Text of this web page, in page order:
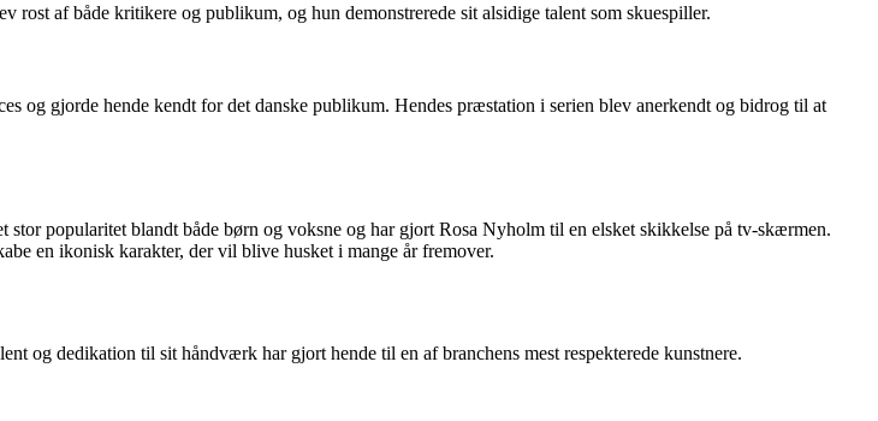
af både kritikere og publikum, og hun demonstrerede sit alsidige talent som skuespiller.
og gjorde hende kendt for det danske publikum. Hendes præstation i serien blev anerkendt og bidrog til at
popularitet blandt både børn og voksne og har gjort Rosa Nyholm til en elsket skikkelse på tv-skærmen.
en ikonisk karakter, der vil blive husket i mange år fremover.
og dedikation til sit håndværk har gjort hende til en af branchens mest respekterede kunstnere.